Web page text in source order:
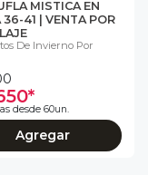
MISTICA EN
36-41 | VENTA POR
De Invierno Por
desde 60un.
Agregar